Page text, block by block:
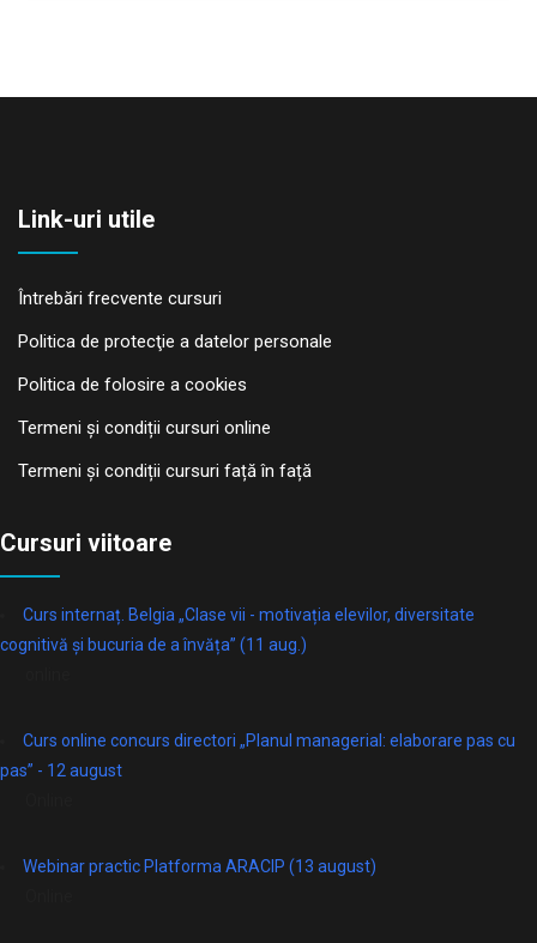
Link-uri utile
Întrebări frecvente cursuri
Politica de protecţie a datelor personale
Politica de folosire a cookies
Termeni și condiții cursuri online
Termeni și condiții cursuri față în față
Cursuri viitoare
Curs internaț. Belgia „Clase vii - motivația elevilor, diversitate
cognitivă și bucuria de a învăța” (11 aug.)
Curs online concurs directori „Planul managerial: elaborare pas cu
pas” - 12 august
Webinar practic Platforma ARACIP (13 august)